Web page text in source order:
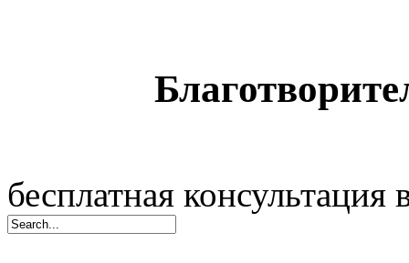
бесплатная